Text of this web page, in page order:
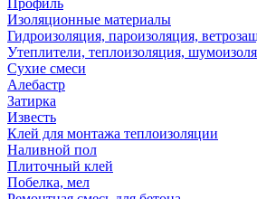
Профиль
Изоляционные материалы
Гидроизоляция, пароизоляция,
Утеплители, теплоизоляция,
Сухие смеси
Алебастр
Затирка
Известь
Клей для монтажа теплоизоляции
Наливной пол
Плиточный клей
Побелка, мел